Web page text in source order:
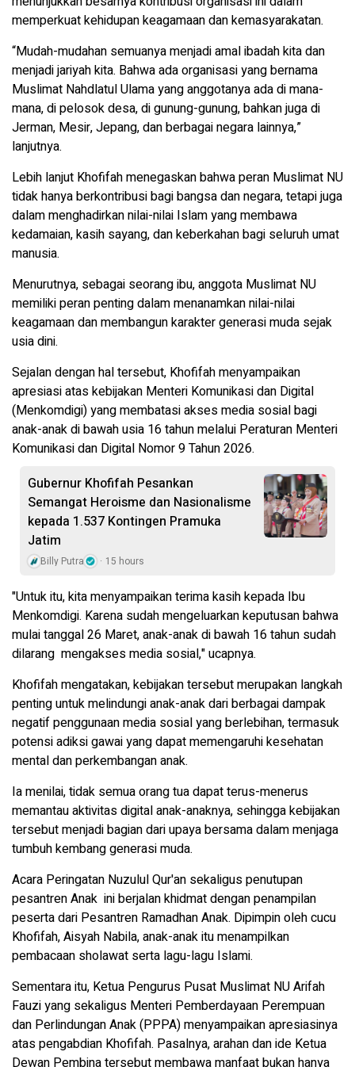
memperkuat kehidupan keagamaan dan kemasyarakatan.
“Mudah-mudahan semuanya menjadi amal ibadah kita dan
menjadi jariyah kita. Bahwa ada organisasi yang bernama
Muslimat Nahdlatul Ulama yang anggotanya ada di mana-
mana, di pelosok desa, di gunung-gunung, bahkan juga di
Jerman, Mesir, Jepang, dan berbagai negara lainnya,”
lanjutnya.
Lebih lanjut Khofifah menegaskan bahwa peran Muslimat NU
tidak hanya berkontribusi bagi bangsa dan negara, tetapi juga
dalam menghadirkan nilai-nilai Islam yang membawa
kedamaian, kasih sayang, dan keberkahan bagi seluruh umat
manusia.
Menurutnya, sebagai seorang ibu, anggota Muslimat NU
memiliki peran penting dalam menanamkan nilai-nilai
keagamaan dan membangun karakter generasi muda sejak
usia dini.
Sejalan dengan hal tersebut, Khofifah menyampaikan
apresiasi atas kebijakan Menteri Komunikasi dan Digital
(Menkomdigi) yang membatasi akses media sosial bagi
anak-anak di bawah usia 16 tahun melalui Peraturan Menteri
Komunikasi dan Digital Nomor 9 Tahun 2026.
Gubernur Khofifah Pesankan
Semangat Heroisme dan Nasionalisme
kepada 1.537 Kontingen Pramuka
Jatim
Billy Putra 15 hours
"Untuk itu, kita menyampaikan terima kasih kepada Ibu
Menkomdigi. Karena sudah mengeluarkan keputusan bahwa
mulai tanggal 26 Maret, anak-anak di bawah 16 tahun sudah
dilarang mengakses media sosial," ucapnya.
Khofifah mengatakan, kebijakan tersebut merupakan langkah
penting untuk melindungi anak-anak dari berbagai dampak
negatif penggunaan media sosial yang berlebihan, termasuk
potensi adiksi gawai yang dapat memengaruhi kesehatan
mental dan perkembangan anak.
Ia menilai, tidak semua orang tua dapat terus-menerus
memantau aktivitas digital anak-anaknya, sehingga kebijakan
tersebut menjadi bagian dari upaya bersama dalam menjaga
tumbuh kembang generasi muda.
Acara Peringatan Nuzulul Qur'an sekaligus penutupan
pesantren Anak ini berjalan khidmat dengan penampilan
peserta dari Pesantren Ramadhan Anak. Dipimpin oleh cucu
Khofifah, Aisyah Nabila, anak-anak itu menampilkan
pembacaan sholawat serta lagu-lagu Islami.
Sementara itu, Ketua Pengurus Pusat Muslimat NU Arifah
Fauzi yang sekaligus Menteri Pemberdayaan Perempuan
dan Perlindungan Anak (PPPA) menyampaikan apresiasinya
atas pengabdian Khofifah. Pasalnya, arahan dan ide Ketua
Dewan Pembina tersebut membawa manfaat bukan hanya